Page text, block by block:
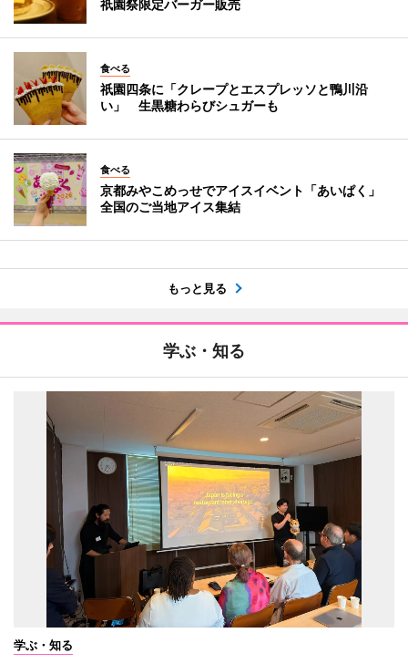
祇園祭限定バーガー販売
食べる
祇園四条に「クレープとエスプレッソと鴨川沿
い」 生黒糖わらびシュガーも
食べる
京都みやこめっせでアイスイベント「あいぱく」
全国のご当地アイス集結
もっと見る
学ぶ・知る
学ぶ・知る